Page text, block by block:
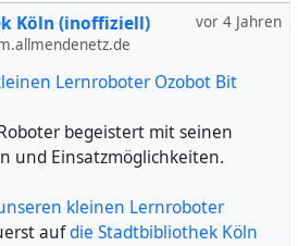
vor 4 Jahren
Köln (inoffiziell)
Lernroboter Ozobot Bit
begeistert mit seinen
und Einsatzmöglichkeiten.
kleinen Lernroboter
aufdie Stadtbibliothek Köln